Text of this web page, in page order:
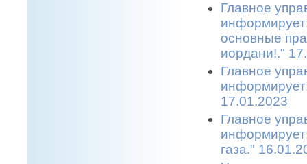
Главное
основные
иордани!."
Главное
17.01.2023
Главное
газа."